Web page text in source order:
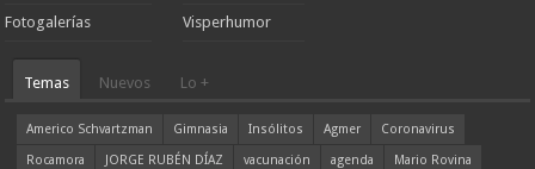
Fotogalerías Visperhumor
Temas Nuevos Lo +
Americo Schvartzman Gimnasia Insólitos Agmer
Coronavirus
Rocamora
JORGE RUBÉN DÍAZ vacunación agenda
Mario Rovina